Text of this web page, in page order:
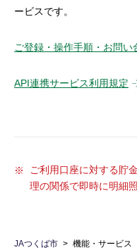
ービスです。
ご登録・操作手順・お問い
API連携サービス利用規定
ご利用口座に対する貯
理の関係で即時に明細
JAつくば市 機能・サービス